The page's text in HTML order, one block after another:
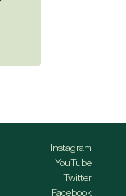
Instagram
YouTube
Twitter
Facebook